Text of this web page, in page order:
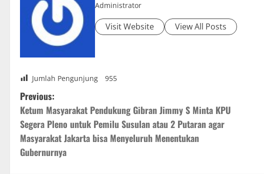
Administrator
Visit Website View All Posts
Jumlah Pengunjung 955
P
o
s
t
Previous:
Ketum Masyarakat Pendukung Gibran Jimmy S Minta KPU
Segera Pleno untuk Pemilu Susulan atau 2 Putaran agar
Masyarakat Jakarta bisa Menyeluruh Menentukan
Gubernurnya